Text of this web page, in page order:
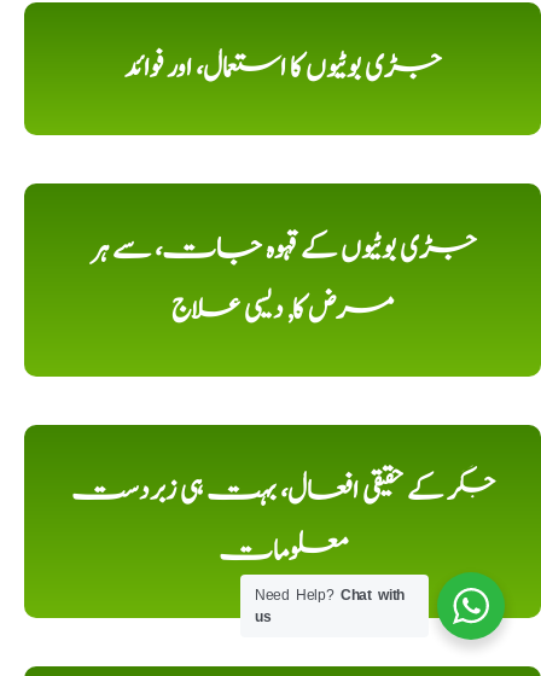
جڑی بوٹیوں کا استعمال، اور فوائد
جڑی بوٹیوں کے قہوہ جات، سے ہر
مرض کا, دیسی علاج
جگر کے حقیقی افعال، بہت ہی زبردست
معلومات
Need Help?Chat with
us